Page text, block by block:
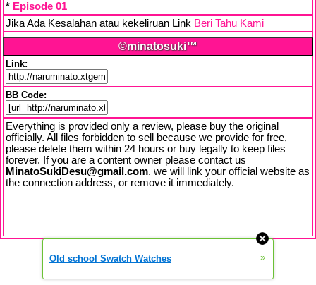
* Episode 01
Jika Ada Kesalahan atau kekeliruan Link Beri Tahu Kami
©minatosuki™
Link:
BB Code:
Everything is provided only a review, please buy the original
officially. All files forbidden to sell because we provide for free,
please delete them within 24 hours or buy legally to keep files
forever. If you are a content owner please contact us
MinatoSukiDesu@gmail.com. we will link your official website as
the connection address, or remove it immediately.
Old school Swatch Watches »